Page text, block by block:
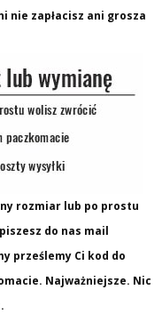
nie zapłacisz ani grosza
rozmiar lub po prostu
do nas mail
prześlemy Ci kod do
Najważniejsze. Nic